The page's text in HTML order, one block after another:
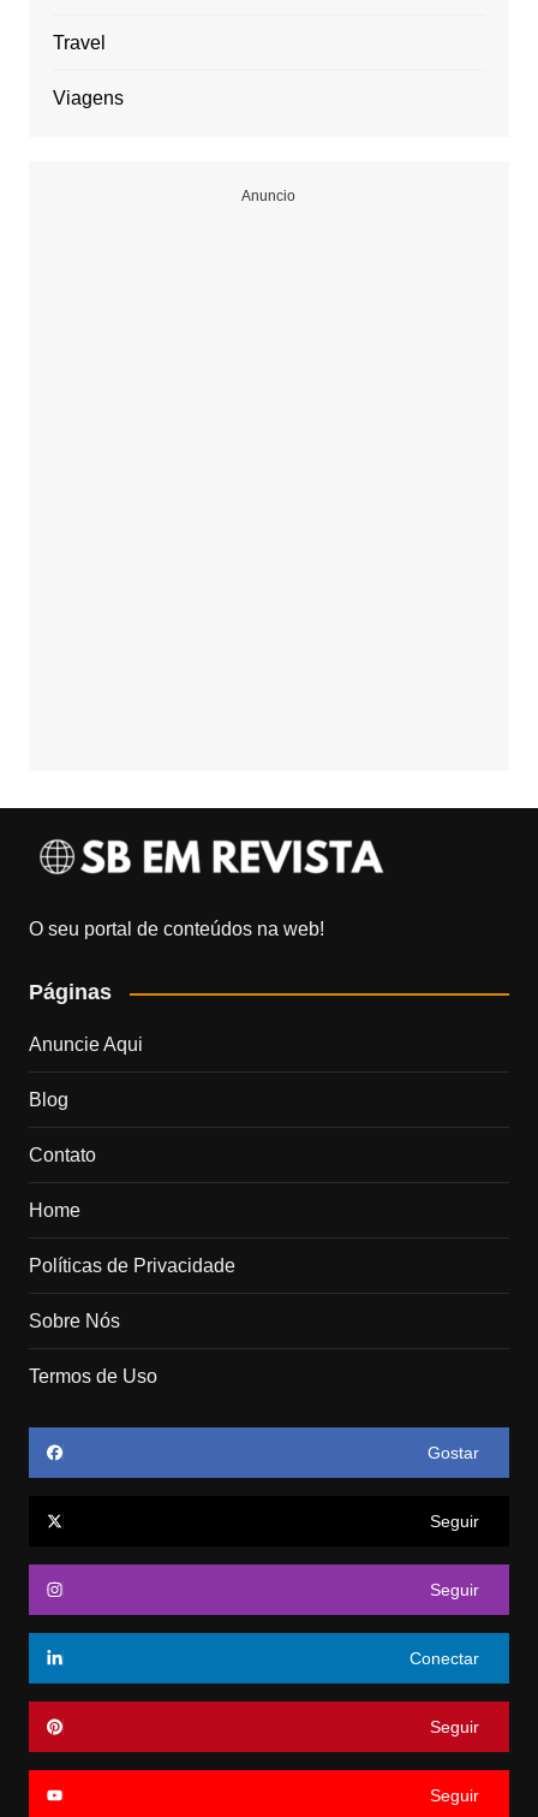
Travel
Viagens
Anuncio
O seu portal de conteúdos na web!
Páginas
Anuncie Aqui
Blog
Contato
Home
Políticas de Privacidade
Sobre Nós
Termos de Uso
Gostar
Seguir
Seguir
Conectar
Seguir
Seguir